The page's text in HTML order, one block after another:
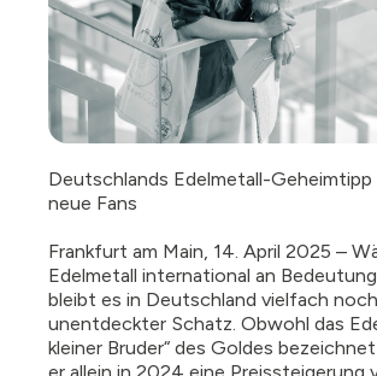
Deutschlands Edelmetall-
neue Fans
Frankfurt am Main, 14. April 2025 –
Edelmetall international an
bleibt es in Deutschland vielfach
unentdeckter Schatz. Obwohl das
kleiner Bruder“ des Goldes